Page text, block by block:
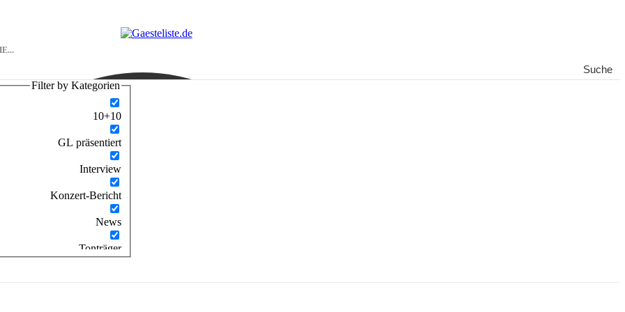
Suche
Filter by Kategorien
10+10
GL präsentiert
Interview
Konzert-Bericht
News
Tonträger